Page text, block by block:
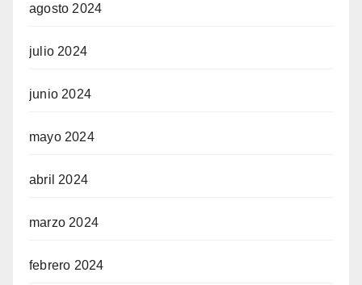
agosto 2024
julio 2024
junio 2024
mayo 2024
abril 2024
marzo 2024
febrero 2024